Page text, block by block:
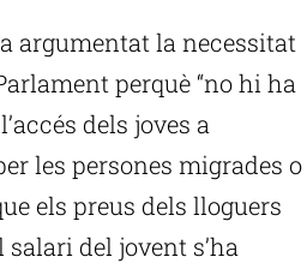
argumentat la necessitat
perquè “no hi ha
dels joves a
les persones migrades o
els preus dels lloguers
salari del jovent s’ha